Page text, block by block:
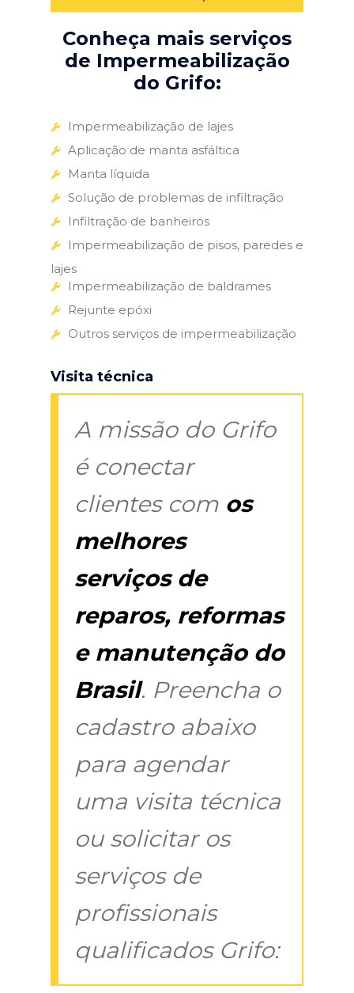
Conheça mais serviços
de Impermeabilização
do Grifo:
Impermeabilização de lajes
Aplicação de manta asfáltica
Manta líquida
Solução de problemas de infiltração
Infiltração de banheiros
Impermeabilização de pisos, paredes e
lajes
Impermeabilização de baldrames
Rejunte epóxi
Outros serviços de impermeabilização
Visita técnica
A missão do Grifo
é conectar
clientes com os
melhores
serviços de
reparos, reformas
e manutenção do
Brasil. Preencha o
cadastro abaixo
para agendar
uma visita técnica
ou solicitar os
serviços de
profissionais
qualificados Grifo: